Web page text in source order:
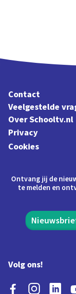
Contact
Veelgestelde
Over Schooltv.nl
Privacy
Cookies
Ontvang jij de
te melden en
Volg ons!